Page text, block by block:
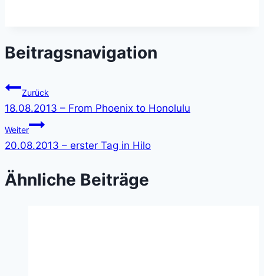
Beitragsnavigation
Zurück
18.08.2013 – From Phoenix to Honolulu
Weiter
20.08.2013 – erster Tag in Hilo
Ähnliche Beiträge